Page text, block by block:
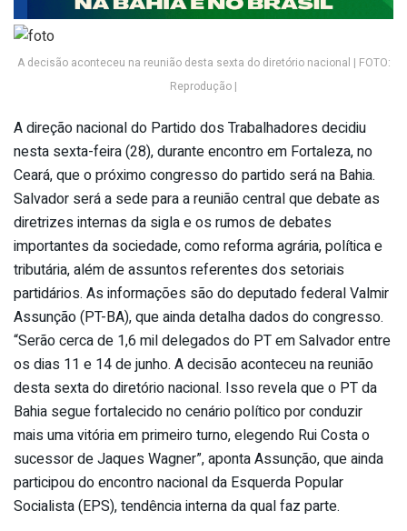
A decisão aconteceu na reunião desta sexta do diretório nacional | FOTO:
Reprodução |
A direção nacional do Partido dos Trabalhadores decidiu
nesta sexta-feira (28), durante encontro em Fortaleza, no
Ceará, que o próximo congresso do partido será na Bahia.
Salvador será a sede para a reunião central que debate as
diretrizes internas da sigla e os rumos de debates
importantes da sociedade, como reforma agrária, política e
tributária, além de assuntos referentes dos setoriais
partidários. As informações são do deputado federal Valmir
Assunção (PT-BA), que ainda detalha dados do congresso.
“Serão cerca de 1,6 mil delegados do PT em Salvador entre
os dias 11 e 14 de junho. A decisão aconteceu na reunião
desta sexta do diretório nacional. Isso revela que o PT da
Bahia segue fortalecido no cenário político por conduzir
mais uma vitória em primeiro turno, elegendo Rui Costa o
sucessor de Jaques Wagner”, aponta Assunção, que ainda
participou do encontro nacional da Esquerda Popular
Socialista (EPS), tendência interna da qual faz parte.